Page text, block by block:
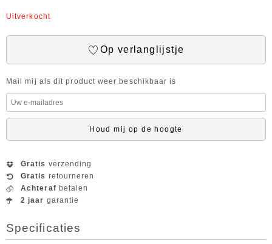
Uitverkocht
Op verlanglijstje
Mail mij als dit product weer beschikbaar is
Houd mij op de hoogte
Gratis verzending
Gratis retourneren
Achteraf betalen
2 jaar garantie
Specificaties